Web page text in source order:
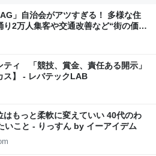
」自治会がアツすぎる！ 多様な住
り2万人集客や交通改善など“街の価値
ティ 「競技、賞金、責任ある開示」
ス】 - レバテックLAB
もっと柔軟に変えていい 40代のわ
いこと - りっすん by イーアイデム